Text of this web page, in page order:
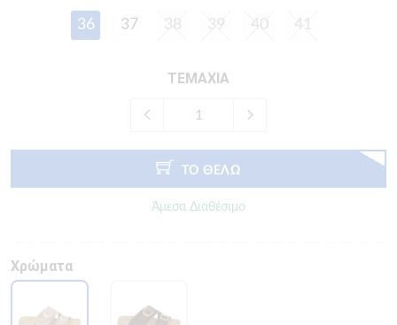
36 37 38 39 40 41
ΤΕΜΑΧΙΑ
ΤΟ ΘΕΛΩ
Άμεσα Διαθέσιμο
Χρώματα